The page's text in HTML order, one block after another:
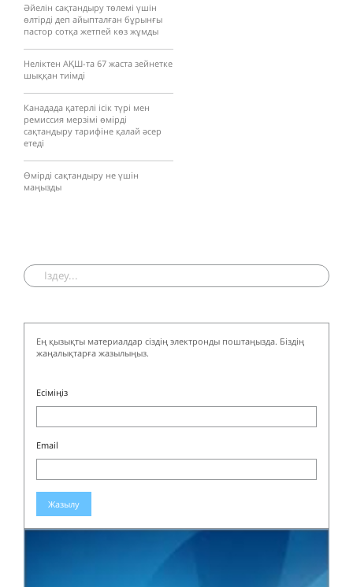
Әйелін сақтандыру төлемі үшін
өлтірді деп айыпталған бұрынғы
пастор сотқа жетпей көз жұмды
Неліктен АҚШ-та 67 жаста зейнетке
шыққан тиімді
Канадада қатерлі ісік түрі мен
ремиссия мерзімі өмірді
сақтандыру тарифіне қалай әсер
етеді
Өмірді сақтандыру не үшін
маңызды
Ең қызықты материалдар сіздің электронды поштаңызда. Біздің
жаңалықтарға жазылыңыз.
Есіміңіз
Email
Жазылу